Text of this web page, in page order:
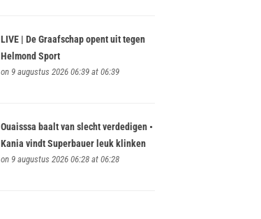
LIVE | De Graafschap opent uit tegen
Helmond Sport
on 9 augustus 2026 06:39 at 06:39
Ouaisssa baalt van slecht verdedigen •
Kania vindt Superbauer leuk klinken
on 9 augustus 2026 06:28 at 06:28